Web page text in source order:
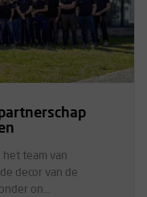
het team van
decor van de
on...